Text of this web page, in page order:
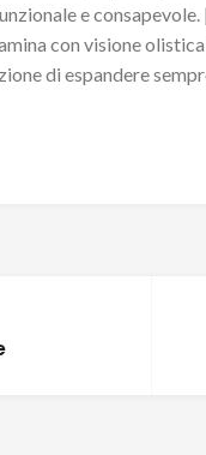
e
con visione
di espandere